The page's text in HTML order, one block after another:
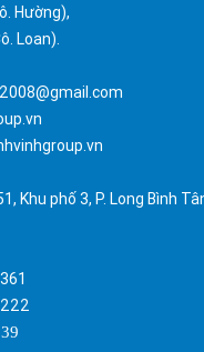
Hường),
Loan).
Khu phố 3, P. Long Bình